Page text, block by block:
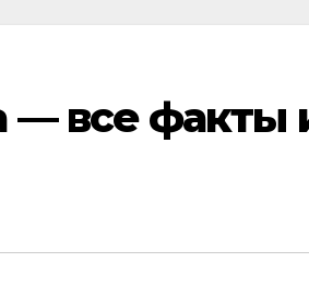
— все факты